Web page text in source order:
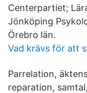
Centerpartiet;
Jönköping
Örebro län.
Vad krävs för att
Parrelation,
reparation,